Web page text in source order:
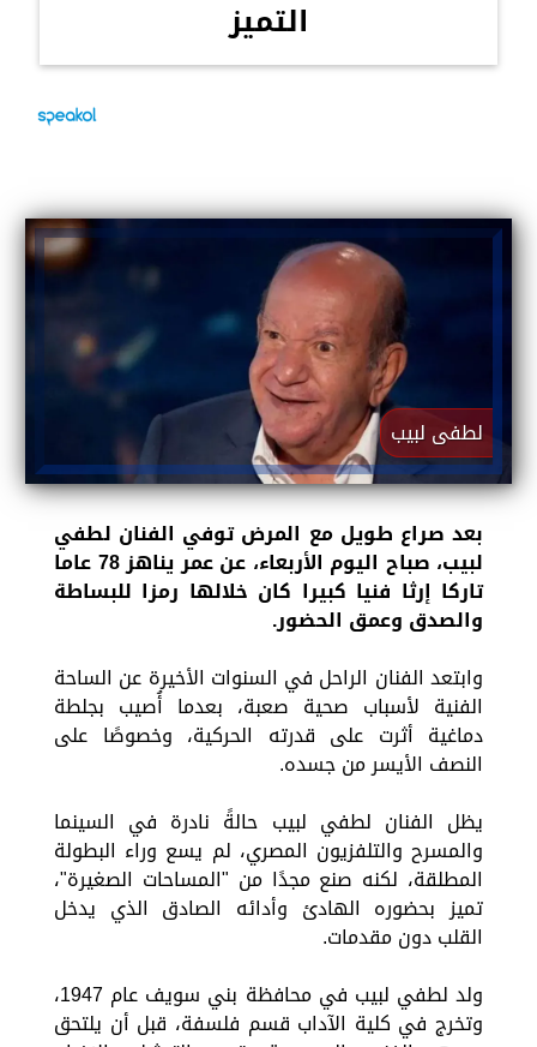
التميز
لطفى لبيب
بعد صراع طويل مع المرض توفي الفنان لطفي
لبيب، صباح اليوم الأربعاء، عن عمر يناهز 78 عاما
تاركا إرثا فنيا كبيرا كان خلالها رمزا للبساطة
والصدق وعمق الحضور.
وابتعد الفنان الراحل في السنوات الأخيرة عن الساحة
الفنية لأسباب صحية صعبة، بعدما أُصيب بجلطة
دماغية أثرت على قدرته الحركية، وخصوصًا على
النصف الأيسر من جسده.
يظل الفنان لطفي لبيب حالةً نادرة في السينما
والمسرح والتلفزيون المصري، لم يسع وراء البطولة
المطلقة، لكنه صنع مجدًا من "المساحات الصغيرة"،
تميز بحضوره الهادئ وأدائه الصادق الذي يدخل
القلب دون مقدمات.
ولد لطفي لبيب في محافظة بني سويف عام 1947،
وتخرج في كلية الآداب قسم فلسفة، قبل أن يلتحق